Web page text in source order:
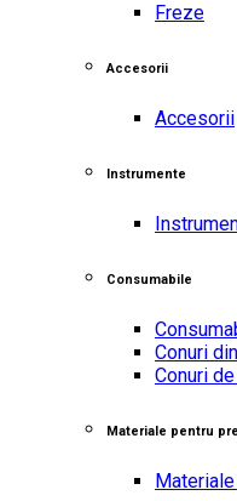
Freze
Accesorii
Accesorii
Instrumente
Consumabile
Conuri
Conuri
Materiale pentru